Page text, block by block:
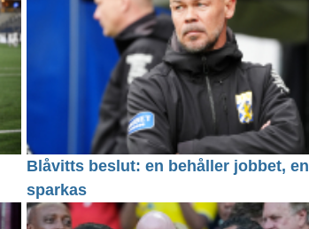
Blåvitts beslut: en behåller jobbet, en
sparkas